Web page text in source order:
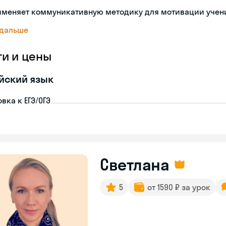
коммуникативную методику для мотивации
и цены
язык
к ЕГЭ/ОГЭ
Светлана
5 от 1590 ₽ за урок